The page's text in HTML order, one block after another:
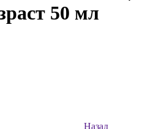
50 мл
Назад